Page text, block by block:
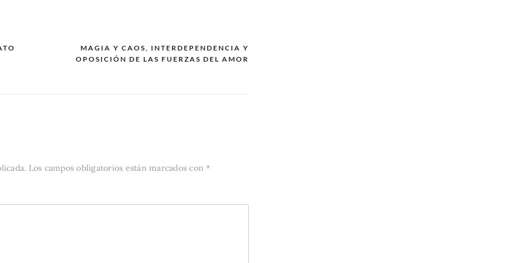
MAGIA Y CAOS, INTERDEPENDENCIA Y
OPOSICIÓN DE LAS FUERZAS DEL AMOR
Los campos obligatorios están marcados con*